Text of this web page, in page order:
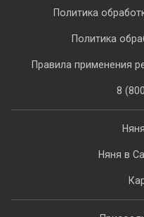
Няня в
Политика
Политика
Правила применения
8